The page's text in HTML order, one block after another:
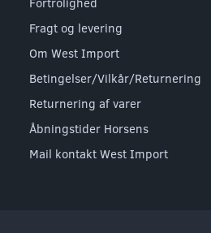
Fragt og levering
Om West Import
Betingelser/Vilkår/Returnering
Returnering af varer
Åbningstider Horsens
Mail kontakt West Import